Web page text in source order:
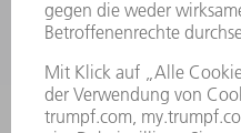
KARRIERE
STELLENANGEBOTE
VORSTAND
GESCHÄFTSBERICHT
UNTERNEHMENSGRUNDSÄTZE